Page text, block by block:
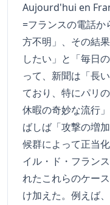
Aujourd'hui en
=フランスの電話
方不明」、その結
したい」と「毎日
って、新聞は「長
ており、特にパリ
休暇の奇妙な流行
ばしば「攻撃の増
候群によって正当
イル・ド・フラン
れたこれらのケー
け加えた。例えば